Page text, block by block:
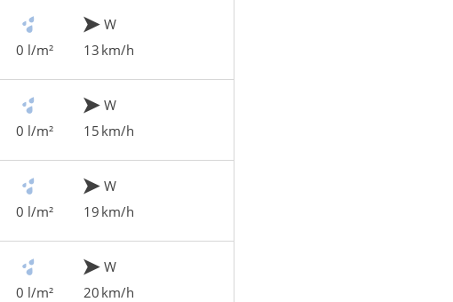
0 l/m²
W
13 km/h
0 l/m²
W
15 km/h
0 l/m²
W
19 km/h
0 l/m²
W
20 km/h